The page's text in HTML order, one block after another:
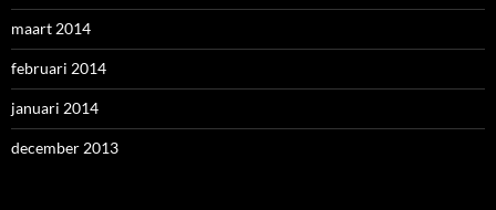
maart 2014
februari 2014
januari 2014
december 2013